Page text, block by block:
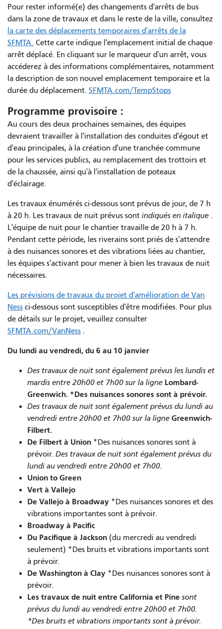
Pour rester informé(e) des changements d'arrêts de bus
dans la zone de travaux et dans le reste de la ville, consultez
la carte des déplacements temporaires d'arrêts de la
SFMTA. Cette carte indique l'emplacement initial de chaque
arrêt déplacé. En cliquant sur le marqueur d'un arrêt, vous
accéderez à des informations complémentaires, notamment
la description de son nouvel emplacement temporaire et la
durée du déplacement. SFMTA.com/TempStops
Programme provisoire :
Au cours des deux prochaines semaines, des équipes
devraient travailler à l'installation des conduites d'égout et
d'eau principales, à la création d'une tranchée commune
pour les services publics, au remplacement des trottoirs et
de la chaussée, ainsi qu'à l'installation de poteaux
d'éclairage.
Les travaux énumérés ci-dessous sont prévus de jour, de 7 h
à 20 h. Les travaux de nuit prévus sont indiqués en italique .
L'équipe de nuit pour le chantier travaille de 20 h à 7 h.
Pendant cette période, les riverains sont priés de s'attendre
à des nuisances sonores et des vibrations liées au chantier,
les équipes s'activant pour mener à bien les travaux de nuit
nécessaires.
Les prévisions de travaux du projet d'amélioration de Van
Ness ci-dessous sont susceptibles d'être modifiées. Pour plus
de détails sur le projet, veuillez consulter
SFMTA.com/VanNess .
Du lundi au vendredi, du 6 au 10 janvier
Des travaux de nuit sont également prévus les lundis et
mardis entre 20h00 et 7h00 sur la ligne Lombard-
Greenwich. *Des nuisances sonores sont à prévoir.
Des travaux de nuit sont également prévus du lundi au
vendredi entre 20h00 et 7h00 sur la ligne Greenwich-
Filbert.
De Filbert à Union *Des nuisances sonores sont à
prévoir. Des travaux de nuit sont également prévus du
lundi au vendredi entre 20h00 et 7h00.
Union to Green
Vert à Vallejo
De Vallejo à Broadway *Des nuisances sonores et des
vibrations importantes sont à prévoir.
Broadway à Pacific
Du Pacifique à Jackson (du mercredi au vendredi
seulement) *Des bruits et vibrations importants sont
à prévoir.
De Washington à Clay *Des nuisances sonores sont à
prévoir.
Les travaux de nuit entre California et Pine sont
prévus du lundi au vendredi entre 20h00 et 7h00.
*Des bruits et vibrations importants sont à prévoir.